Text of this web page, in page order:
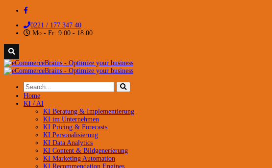
0221 / 177 347 40
Mo - Fr: 9:00 - 18:00
Home
KI / AI
KI Beratung & Implementierung
KI im Unternehmen
KI Pricing & Forecasts
KI Personalisierung
KI Data Analytics
KI Content & Bildgenerierung
KI Marketing Automation
KI Recommendation Engines